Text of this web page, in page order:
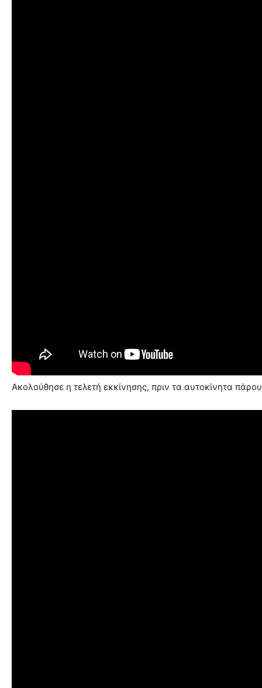
Ακολούθησε η τελετή εκκίνησης, πριν τα αυτοκίνητα